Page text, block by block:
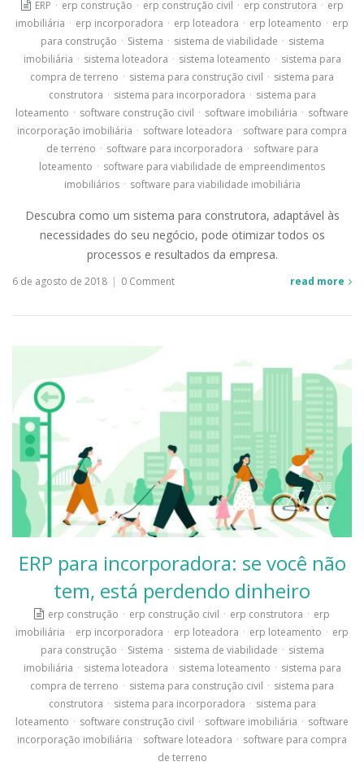
ERP · erp construção · erp construção civil · erp construtora · erp
imobiliária · erp incorporadora · erp loteadora · erp loteamento · erp
para construção · Sistema · sistema de viabilidade · sistema
imobiliária · sistema loteadora · sistema loteamento · sistema para
compra de terreno · sistema para construção civil · sistema para
construtora · sistema para incorporadora · sistema para
loteamento · software construção civil · software imobiliária · software
incorporação imobiliária · software loteadora · software para compra
de terreno · software para incorporadora · software para
loteamento · software para viabilidade de empreendimentos
imobiliários · software para viabilidade imobiliária
Descubra como um sistema para construtora, adaptável às
necessidades do seu negócio, pode otimizar todos os
processos e resultados da empresa.
6 de agosto de 2018 | 0 Comment read more
ERP para incorporadora: se você não
tem, está perdendo dinheiro
erp construção · erp construção civil · erp construtora · erp
imobiliária · erp incorporadora · erp loteadora · erp loteamento · erp
para construção · Sistema · sistema de viabilidade · sistema
imobiliária · sistema loteadora · sistema loteamento · sistema para
compra de terreno · sistema para construção civil · sistema para
construtora · sistema para incorporadora · sistema para
loteamento · software construção civil · software imobiliária · software
incorporação imobiliária · software loteadora · software para compra
de terreno